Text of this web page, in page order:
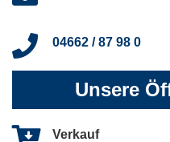
04662 / 87 98 0
Unsere
Verkauf